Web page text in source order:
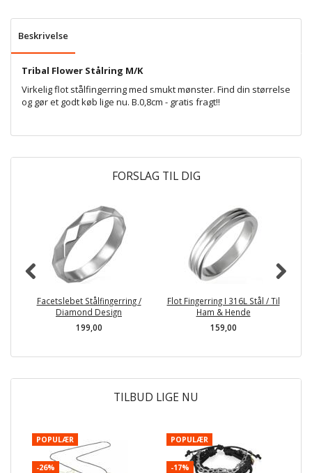
Beskrivelse
Tribal Flower Stålring M/K
Virkelig flot stålfingerring med smukt mønster. Find din størrelse
og gør et godt køb lige nu. B.0,8cm - gratis fragt!!
FORSLAG TIL DIG
Facetslebet Stålfingerring /
Diamond Design
199,00
Flot Fingerring I 316L Stål / Til
Ham & Hende
159,00
TILBUD LIGE NU
POPULÆR
-26%
POPULÆR
-17%